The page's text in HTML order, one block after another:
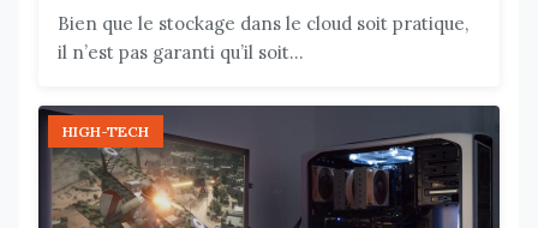
Bien que le stockage dans le cloud soit pratique,
il n’est pas garanti qu’il soit...
HIGH-TECH